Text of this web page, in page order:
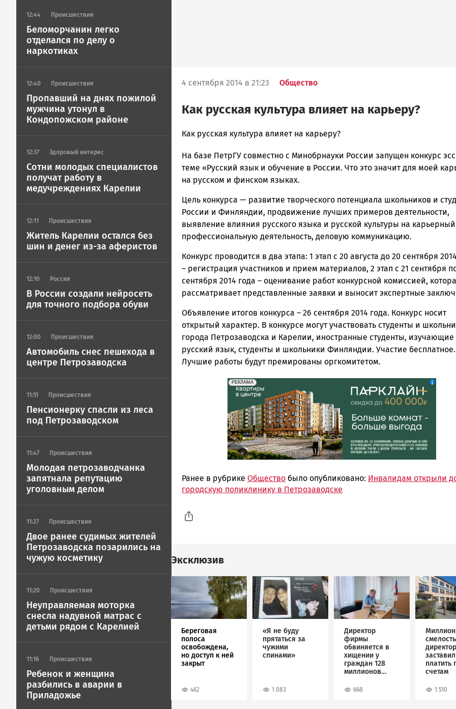
12:44 Происшествия
Беломорчанин легко
отделался по делу о
наркотиках
12:40 Происшествия
Пропавший на днях пожилой
мужчина утонул в
Кондопожском районе
12:37 Здоровый интерес
Сотни молодых специалистов
получат работу в
медучреждениях Карелии
12:11 Происшествия
Житель Карелии остался без
шин и денег из-за аферистов
12:10 Россия
В России создали нейросеть
для точного подбора обуви
12:00 Происшествия
Автомобиль снес пешехода в
центре Петрозаводска
11:51 Происшествия
Пенсионерку спасли из леса
под Петрозаводском
11:47 Происшествия
Молодая петрозаводчанка
запятнала репутацию
уголовным делом
11:27 Происшествия
Двое ранее судимых жителей
Петрозаводска позарились на
чужую косметику
11:20 Происшествия
Неуправляемая моторка
снесла надувной матрас с
детьми рядом с Карелией
11:16 Происшествия
Ребенок и женщина
разбились в аварии в
Приладожье
4 сентября 2014 в 21:23 Общество
Как русская культура влияет на карьеру?
admintimur
Петрозаводска
и
Карелии
Петрозаводск
ГОВОРИТ
Как русская культура влияет на карьеру?
На базе ПетрГУ совместно с Минобрнауки России запущен конкурс
теме «Русский язык и обучение в России. Что это значит для моей
на русском и финском языках.
Цель конкурса — развитие творческого потенциала школьников и
России и Финляндии, продвижение лучших примеров деятельности,
выявление влияния русского языка и русской культуры на
профессиональную деятельность, деловую коммуникацию.
Конкурс проводится в два этапа: 1 этап с 20 августа до 20 сентября
– регистрация участников и прием материалов, 2 этап с 21 сентября
сентября 2014 года – оценивание работ конкурсной комиссией,
рассматривает представленные заявки и выносит экспертные
Объявление итогов конкурса – 26 сентября 2014 года. Конкурс носит
открытый характер. В конкурсе могут участвовать студенты и
города Петрозаводска и Карелии, иностранные студенты, изучающие
русский язык, студенты и школьники Финляндии. Участие бесплатное.
Лучшие работы будут премированы оргкомитетом.
erid: 2SDnjdeSPnB
РЕКЛАМА
Реклама
Ранее в рубрике Общество было опубликовано: Инвалидам открыли
городскую поликлинику в Петрозаводске
Эксклюзив
Береговая
полоса
освобождена,
но доступ к ней
закрыт
462
Image
«Я не буду
прятаться за
чужими
спинами»
1 083
Директор
фирмы
обвиняется в
хищении у
граждан 128
миллионов
668
Image
платить
счетам
1 510